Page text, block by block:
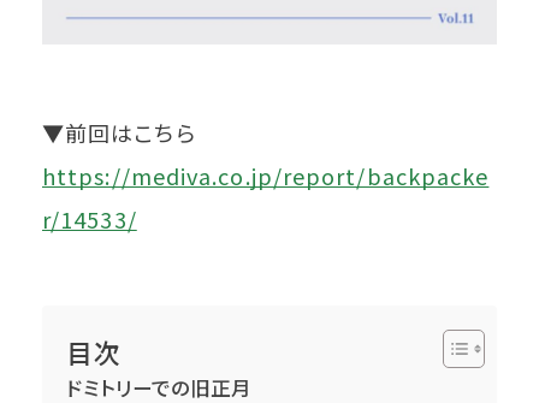
▼前回はこちら
https://mediva.co.jp/report/backpacke
r/14533/
目次
ドミトリーでの旧正月